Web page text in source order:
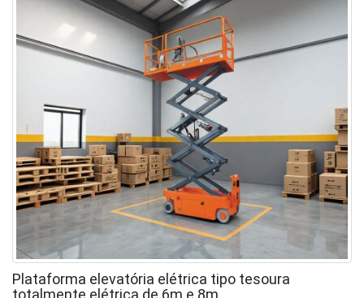
Plataforma elevatória elétrica tipo tesoura
totalmente elétrica de 6m e 8m